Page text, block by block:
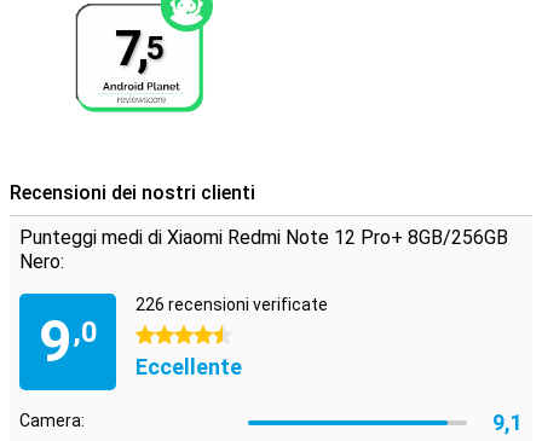
7,5
Recensioni dei nostri clienti
Punteggi medi di Xiaomi Redmi Note 12 Pro+ 8GB/256GB
Nero:
9,0
226 recensioni verificate
4.5 stelle
Eccellente
Camera: 9,1